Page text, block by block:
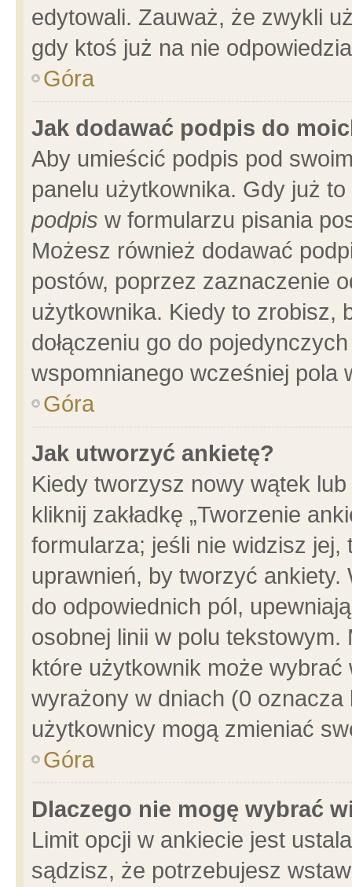
edytowali. Zauważ, że zwykli
gdy ktoś już na nie
Góra
Jak dodawać podpis do
Aby umieścić podpis pod
panelu użytkownika. Gdy już
podpis w formularzu pisania
Możesz również dodawać
postów, poprzez zaznaczenie
użytkownika. Kiedy to zrobisz,
dołączeniu go do
wspomnianego wcześniej pola
Góra
Jak utworzyć ankietę?
Kiedy tworzysz nowy wątek
kliknij zakładkę „Tworzenie
formularza; jeśli nie widzisz
uprawnień, by tworzyć ankiety.
do odpowiednich pól,
osobnej linii w polu
które użytkownik może
wyrażony w dniach (0
użytkownicy mogą zmieniać
Góra
Dlaczego nie mogę wybrać
Limit opcji w ankiecie jest
sądzisz, że potrzebujesz